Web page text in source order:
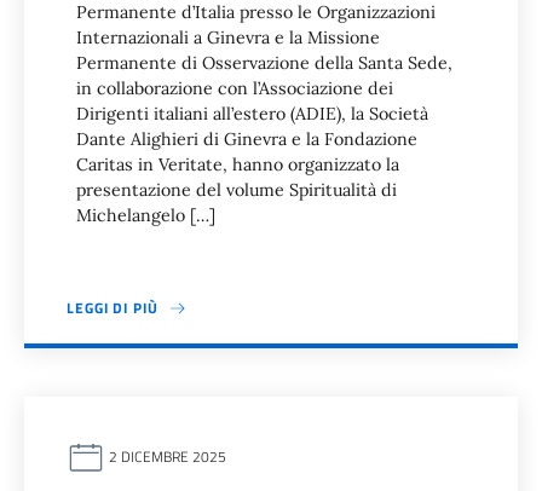
Permanente d’Italia presso le Organizzazioni
Internazionali a Ginevra e la Missione
Permanente di Osservazione della Santa Sede,
in collaborazione con l’Associazione dei
Dirigenti italiani all’estero (ADIE), la Società
Dante Alighieri di Ginevra e la Fondazione
Caritas in Veritate, hanno organizzato la
presentazione del volume Spiritualità di
Michelangelo […]
LEGGI DI PIÙ
2 DICEMBRE 2025